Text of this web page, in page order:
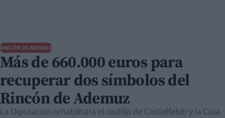
RINCÓN DE ADEMUZ
Más de 660.000 euros para
recuperar dos símbolos del
Rincón de Ademuz
La Diputación rehabilitará el castillo de Castielfabib y la Casa